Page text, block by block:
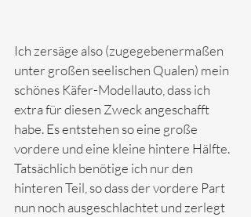
Ich zersäge also (zugegebenermaßen
unter großen seelischen Qualen) mein
schönes Käfer-Modellauto, dass ich
extra für diesen Zweck angeschafft
habe. Es entstehen so eine große
vordere und eine kleine hintere Hälfte.
Tatsächlich benötige ich nur den
hinteren Teil, so dass der vordere Part
nun noch ausgeschlachtet und zerlegt